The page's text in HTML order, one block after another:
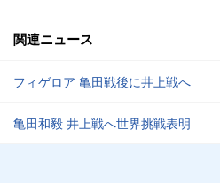
関連ニュース
フィゲロア 亀田戦後に井上戦へ
亀田和毅 井上戦へ世界挑戦表明